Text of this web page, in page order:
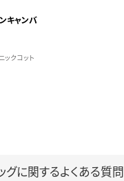
キャンバ
ックコット
グに関するよくある質問